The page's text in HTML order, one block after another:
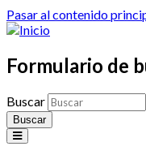
Pasar al contenido
Formulario de
Buscar